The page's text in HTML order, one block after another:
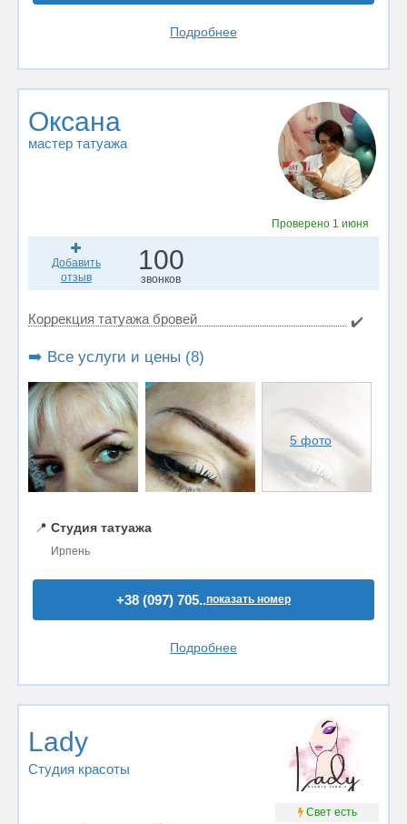
Подробнее
Оксана
мастер татуажа
Проверено 1 июня
Добавить
отзыв
100
звонков
Коррекция татуажа бровей ✔️
➡️ Все услуги и цены (8)
5 фото
📍 Студия татуажа
Ирпень
+38 (097) 705..показать номер
Подробнее
Lady
Студия красоты
Свет есть